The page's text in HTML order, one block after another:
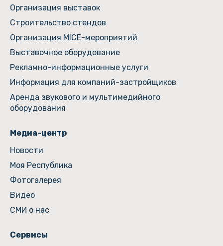
Организация выставок
Строительство стендов
Организация MICE-мероприятий
Выставочное оборудование
Рекламно-информационные услуги
Информация для компаний-застройщиков
Аренда звукового и мультимедийного
оборудования
Медиа-центр
Новости
Моя Республика
Фотогалерея
Видео
СМИ о нас
Сервисы